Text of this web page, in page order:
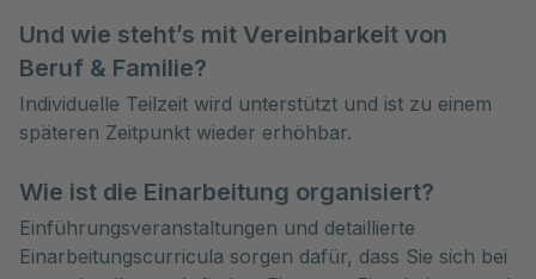
Und wie steht’s mit Vereinbarkeit von
Beruf & Familie?
Individuelle Teilzeit wird unterstützt und ist zu einem
späteren Zeitpunkt wieder erhöhbar.
Wie ist die Einarbeitung organisiert?
Einführungsveranstaltungen und detaillierte
Einarbeitungscurricula sorgen dafür, dass Sie sich bei